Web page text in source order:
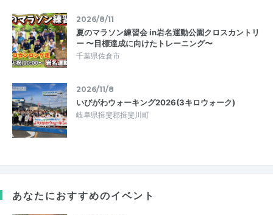
2026/8/11
夏のマラソン練習会 in岩名運動公園クロスカントリ
ー 〜目標達成に向けたトレーニング〜
千葉県佐倉市
2026/11/8
いびがわウォーキング2026(3キロウォーク)
岐阜県揖斐郡揖斐川町
あなたにおすすめのイベント